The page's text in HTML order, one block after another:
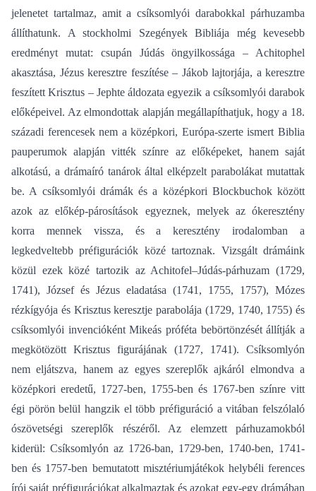
jelenetet tartalmaz, amit a csíksomlyói darabokkal párhuzamba
állíthatunk. A stockholmi Szegények Bibliája még kevesebb
eredményt mutat: csupán Júdás öngyilkossága – Achitophel
akasztása, Jézus keresztre feszítése – Jákob lajtorjája, a keresztre
feszített Krisztus – Jephte áldozata egyezik a csíksomlyói darabok
előképeivel. Az elmondottak alapján megállapíthatjuk, hogy a 18.
századi ferencesek nem a középkori, Európa-szerte ismert Biblia
pauperumok alapján vitték színre az előképeket, hanem saját
alkotású, a drámaíró tanárok által elképzelt parabolákat mutattak
be. A csíksomlyói drámák és a középkori Blockbuchok között
azok az előkép-párosítások egyeznek, melyek az ókeresztény
korra mennek vissza, és a keresztény irodalomban a
legkedveltebb préfigurációk közé tartoznak. Vizsgált drámáink
közül ezek közé tartozik az Achitofel–Júdás-párhuzam (1729,
1741), József és Jézus eladatása (1741, 1755, 1757), Mózes
rézkígyója és Krisztus keresztje parabolája (1729, 1740, 1755) és
csíksomlyói invencióként Mikeás próféta bebörtönzését állítják a
megkötözött Krisztus figurájának (1727, 1741). Csíksomlyón
nem eljátszva, hanem az egyes szereplők ajkáról elmondva a
középkori eredetű, 1727-ben, 1755-ben és 1767-ben színre vitt
égi pörön belül hangzik el több préfiguráció a vitában felszólaló
ószövetségi szereplők részéről. Az elemzett párhuzamokból
kiderül: Csíksomlyón az 1726-ban, 1729-ben, 1740-ben, 1741-
ben és 1757-ben bemutatott misztériumjátékok helybéli ferences
írói saját préfigurációkat alkalmaztak és azokat egy-egy drámában